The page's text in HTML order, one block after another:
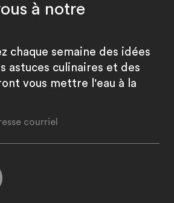
à notre
chaque semaine des idées
astuces culinaires et des
vous mettre l'eau à la